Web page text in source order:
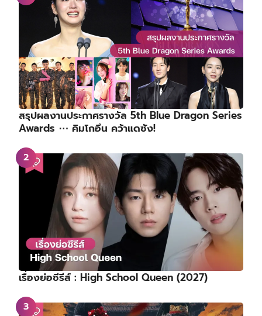
สรุปผลงานประกาศรางวัล 5th Blue Dragon Series
Awards ⋯ คิมโกอึน คว้าแดซัง!
เรื่องย่อซีรีส์ : High School Queen (2027)